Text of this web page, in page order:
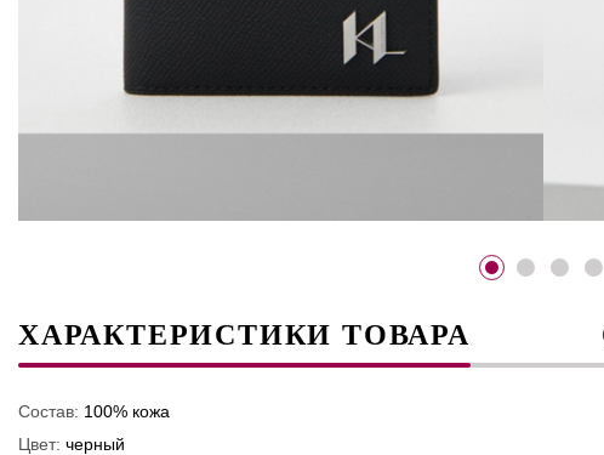
ХАРАКТЕРИСТИКИ ТОВАРА
Состав: 100% кожа
Цвет: черный